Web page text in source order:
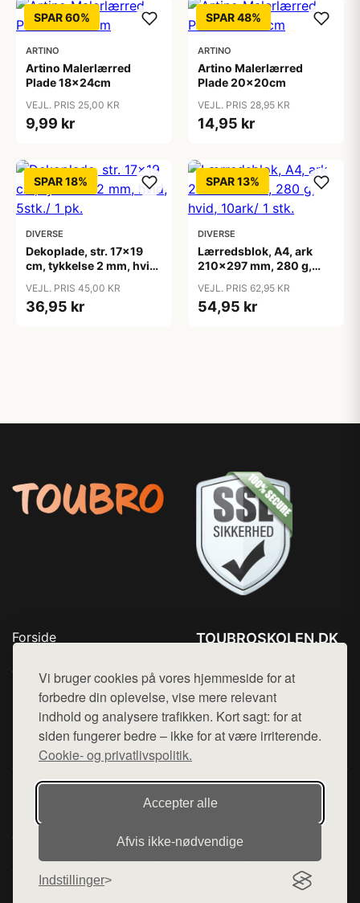
Vi bruger cookies på vores hjemmeside for at
forbedre din oplevelse, vise mere relevant
indhold og analysere trafikken. Kort sagt: for at
siden fungerer bedre – ikke for at være irriterende.
Cookie- og privatlivspolitik.
Accepter alle
Afvis ikke‑nødvendige
Indstillinger
SPAR 60%
ARTINO
Artino Malerlærred
Plade 18x24cm
VEJL. PRIS 25,00 KR
9,99 kr
SPAR 48%
ARTINO
Artino Malerlærred
Plade 20x20cm
VEJL. PRIS 28,95 KR
14,95 kr
SPAR 18%
DIVERSE
Dekoplade, str. 17x19
cm, tykkelse 2 mm, hvid,
VEJL. PRIS 45,00 KR
36,95 kr
SPAR 13%
DIVERSE
Lærredsblok, A4, ark
210x297 mm, 280 g,
VEJL. PRIS 62,95 KR
54,95 kr
Forside
Top Rabatter
Blog
Kontakt
TOUBROSKOLEN.DK
Mail: hej@want.dk
Cookie- og privatlivspolitik
Denne side er en del af want.dk, der udgiver en række
hjemmesider med præsentation af forskellige produkter fra
diverse webshops. Der sælges ikke varer fra denne side - vi
henviser til de shops, som sælger varen. Vi har heller ikke
varerne på lager.